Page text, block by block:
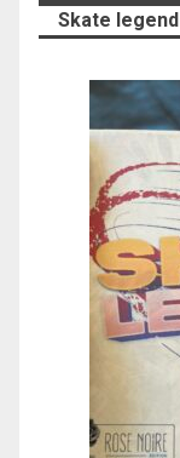
Skate legend